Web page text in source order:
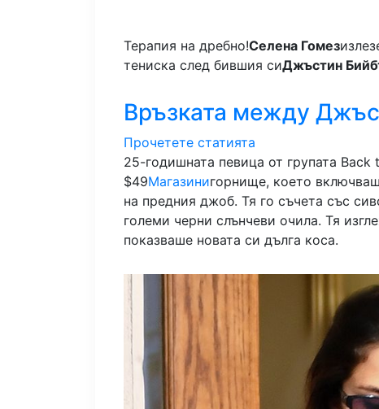
Терапия на дребно!Селена Гомез
тениска след бившия сиДжъстин
Връзката между
Прочетете статията
25-годишната певица от групата
$49Магазинигорнище, което
на предния джоб. Тя го съчета със
големи черни слънчеви очила. Тя
показваше новата си дълга коса.